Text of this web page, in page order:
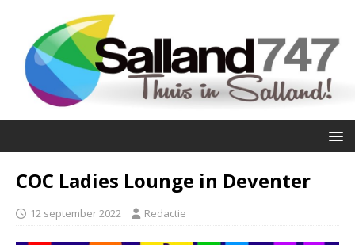
COC Ladies Lounge in Deventer
12 september 2022 Redactie